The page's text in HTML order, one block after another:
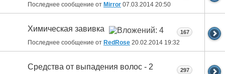
Последнее сообщение от Mirror 07.03.2014 20:50
Химическая завивка
Последнее сообщение от RedRose 20.02.2014 19:32
167
Средства от выпадения волос - 2 297